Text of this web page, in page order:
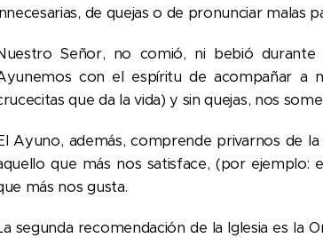
de quejas o de pronunciar malas
Señor, no comió, ni bebió
con el espíritu de acompañar a
que da la vida) y sin quejas, nos
Ayuno, además, comprende privarnos de
que más nos satisface, (por
más nos gusta.
segunda recomendación de la Iglesia es la